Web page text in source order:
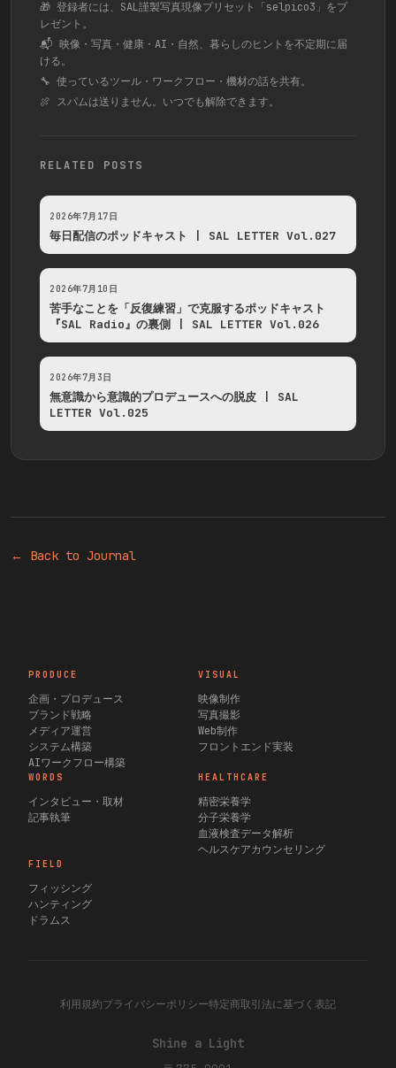
🎁 登録者には、SAL謹製写真現像プリセット「selpico3」をプ
レゼント。
📬 映像・写真・健康・AI・自然、暮らしのヒントを不定期に届
ける。
🔧 使っているツール・ワークフロー・機材の話を共有。
🍖 スパムは送りません。いつでも解除できます。
RELATED POSTS
2026年7月17日
毎日配信のポッドキャスト | SAL LETTER Vol.027
2026年7月10日
苦手なことを「反復練習」で克服するポッドキャスト
『SAL Radio』の裏側 | SAL LETTER Vol.026
2026年7月3日
無意識から意識的プロデュースへの脱皮 | SAL
LETTER Vol.025
← Back to Journal
PRODUCE
企画・プロデュース
ブランド戦略
メディア運営
システム構築
AIワークフロー構築
VISUAL
映像制作
写真撮影
Web制作
フロントエンド実装
WORDS
インタビュー・取材
記事執筆
HEALTHCARE
精密栄養学
分子栄養学
血液検査データ解析
ヘルスケアカウンセリング
FIELD
フィッシング
ハンティング
ドラムス
利用規約プライバシーポリシー特定商取引法に基づく表記
Shine a Light